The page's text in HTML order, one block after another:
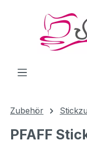
Zum Hauptinhalt
Zubehör
PFAFF